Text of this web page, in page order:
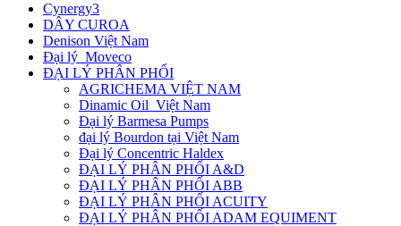
Cynergy3
DÂY CUROA
Denison Việt Nam
Đại lý Moveco
ĐẠI LÝ PHÂN PHỐI
AGRICHEMA VIỆT NAM
Dinamic Oil Việt Nam
Đại lý Barmesa Pumps
đại lý Bourdon tại Việt Nam
Đại lý Concentric Haldex
ĐẠI LÝ PHÂN PHỐI A&D
ĐẠI LÝ PHÂN PHỐI ABB
ĐẠI LÝ PHÂN PHỐI ACUITY
ĐẠI LÝ PHÂN PHỐI ADAM EQUIMENT